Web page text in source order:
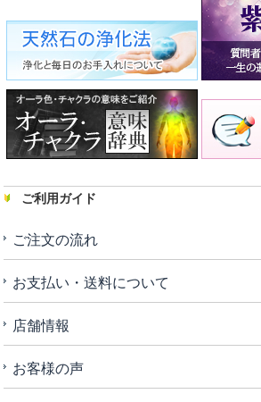
ご利用ガイド
ご注文の流れ
お支払い・送料について
店舗情報
お客様の声